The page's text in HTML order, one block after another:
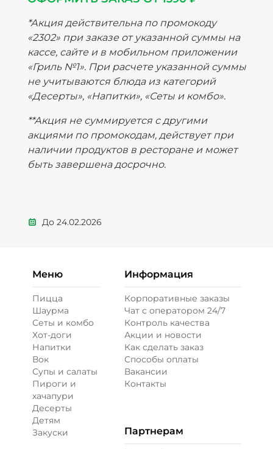
*Акция действительна по промокоду
«2302» при заказе от указанной суммы на
кассе, сайте и в мобильном приложении
«Гриль №1». При расчете указанной суммы
не учитываются блюда из категорий
«Десерты», «Напитки», «Сеты и комбо».
**Акция не суммируется с другими
акциями по промокодам, действует при
наличии продуктов в ресторане и может
быть завершена досрочно.
До 24.02.2026
Меню
Пицца
Шаурма
Сеты и комбо
Хот-доги
Напитки
Вок
Супы и салаты
Пироги и
хачапури
Десерты
Детям
Закуски
Информация
Корпоративные заказы
Чат с оператором 24/7
Контроль качества
Акции и новости
Как сделать заказ
Способы оплаты
Вакансии
Контакты
Партнерам